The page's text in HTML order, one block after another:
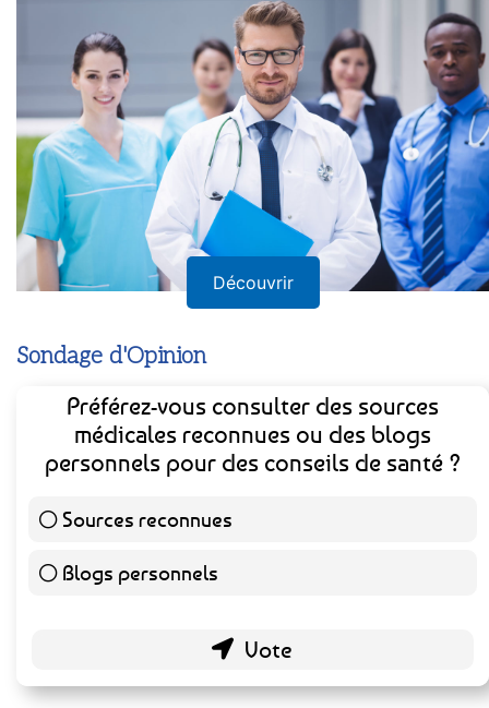
Découvrir
Sondage d'Opinion
Préférez-vous consulter des sources
médicales reconnues ou des blogs
personnels pour des conseils de santé ?
Sources reconnues
Blogs personnels